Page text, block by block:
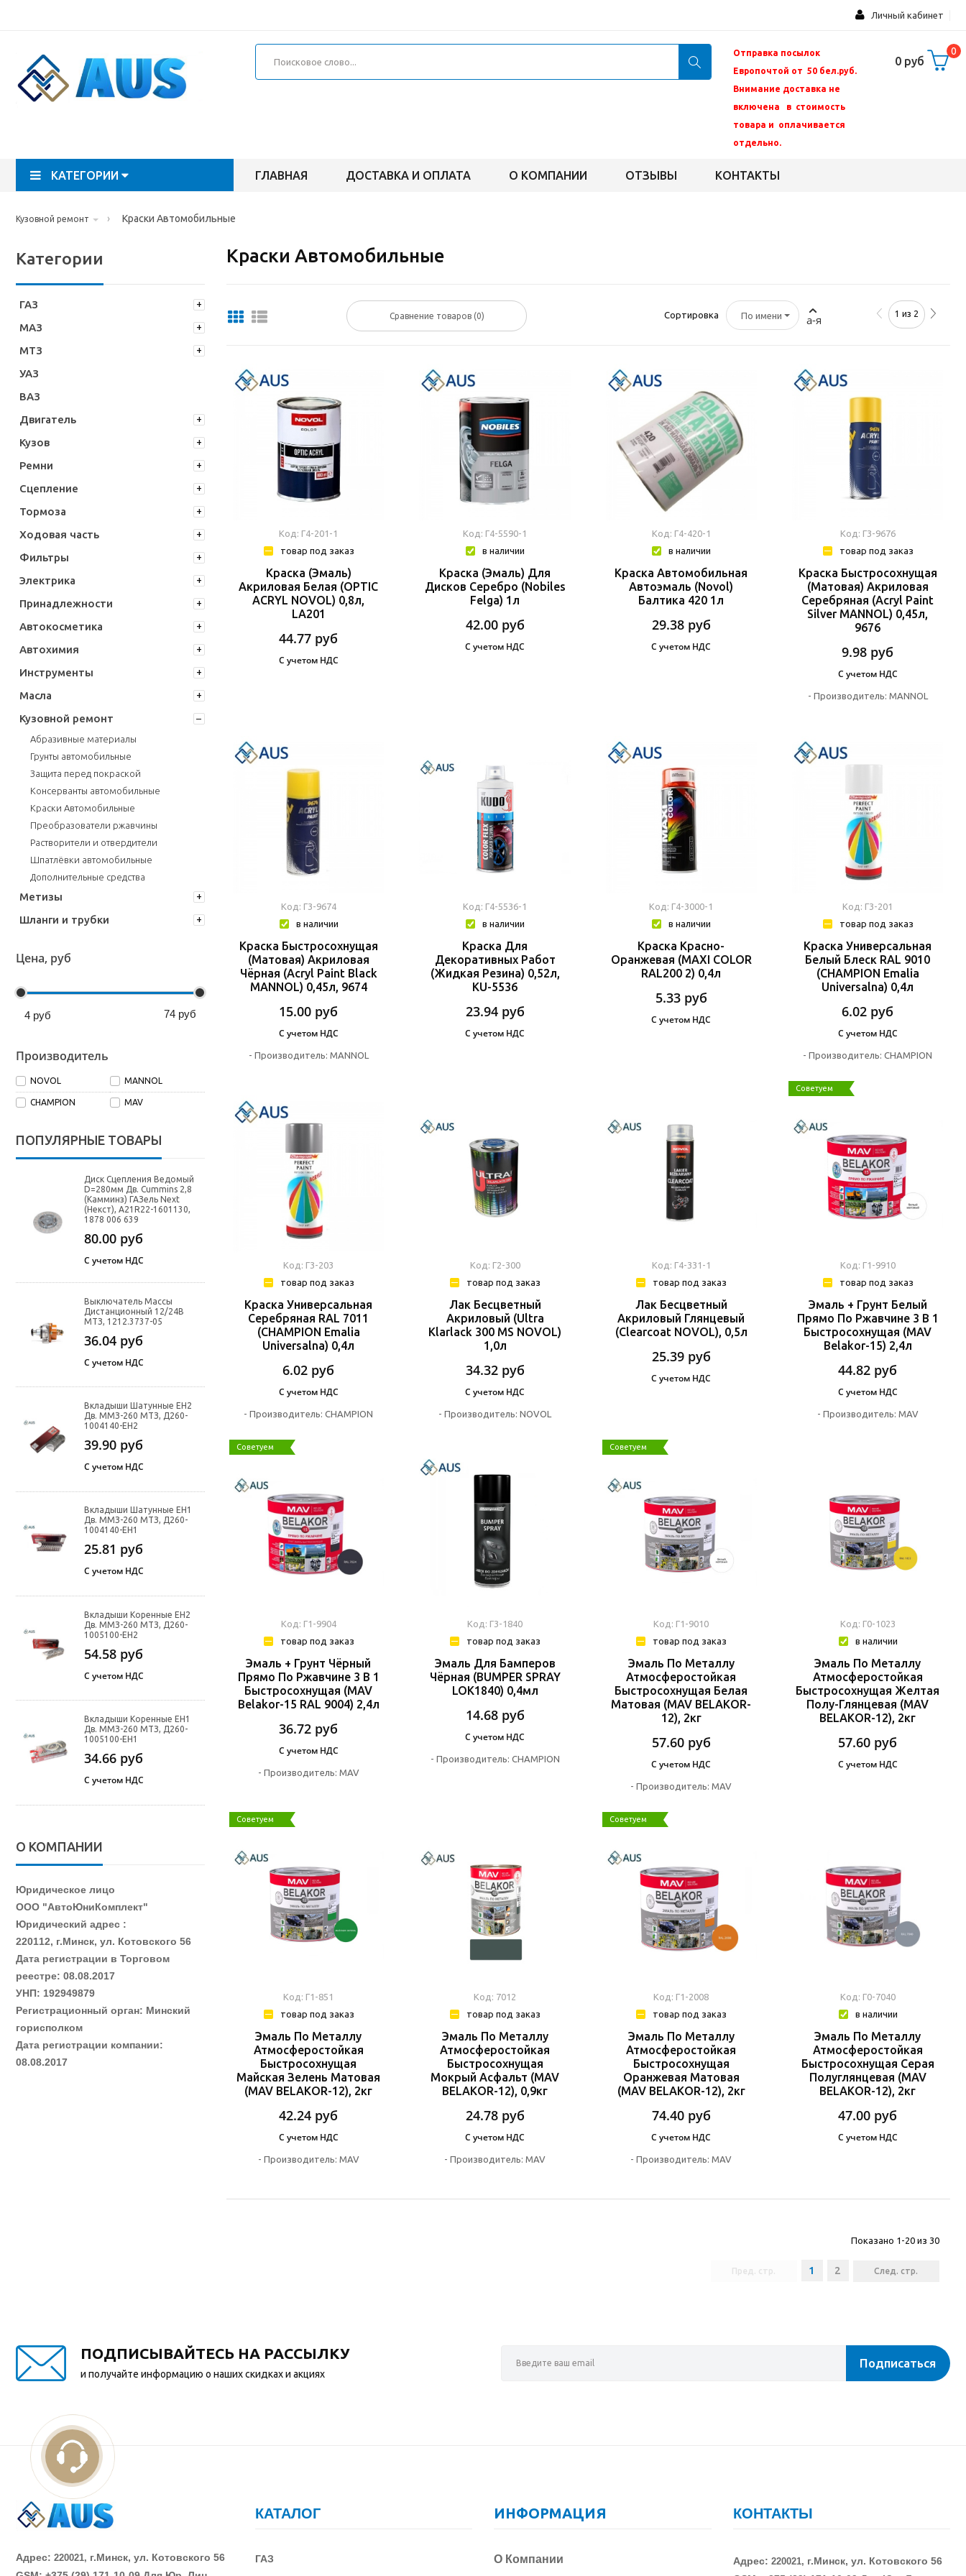
Личный кабинет
Отправка посылок
Европочтой от 50 бел.руб.
Внимание доставка не
включена в стоимость
товара и оплачивается
отдельно.
0 руб
0
КАТЕГОРИИ ГЛАВНАЯ ДОСТАВКА И ОПЛАТА О КОМПАНИИ ОТЗЫВЫ КОНТАКТЫ
Кузовной ремонт › Краски Автомобильные
Категории
ГАЗ
МАЗ
МТЗ
УАЗ
ВАЗ
Двигатель
Кузов
Ремни
Сцепление
Тормоза
Ходовая часть
Фильтры
Электрика
Принадлежности
Автокосметика
Автохимия
Инструменты
Масла
Кузовной ремонт
Абразивные материалы
Грунты автомобильные
Защита перед покраской
Консерванты автомобильные
Краски Автомобильные
Преобразователи ржавчины
Растворители и отвердители
Шпатлёвки автомобильные
Дополнительные средства
Метизы
Шланги и трубки
Цена, руб
4 руб 74руб
Производитель
NOVOL MANNOL
CHAMPION MAV
ПОПУЛЯРНЫЕ ТОВАРЫ
Диск Сцепления Ведомый
D=280мм Дв. Cummins 2,8
(Камминз) ГАЗель Next
(Некст), A21R22-1601130,
1878 006 639
80.00 руб
С учетом НДС
Выключатель Массы
Дистанционный 12/24В
МТЗ, 1212.3737-05
36.04 руб
С учетом НДС
Вкладыши Шатунные ЕН2
Дв. ММЗ-260 МТЗ, Д260-
1004140-ЕН2
39.90 руб
С учетом НДС
Вкладыши Шатунные ЕН1
Дв. ММЗ-260 МТЗ, Д260-
1004140-ЕН1
25.81 руб
С учетом НДС
Вкладыши Коренные ЕН2
Дв. ММЗ-260 МТЗ, Д260-
1005100-ЕН2
54.58 руб
С учетом НДС
Вкладыши Коренные ЕН1
Дв. ММЗ-260 МТЗ, Д260-
1005100-ЕН1
34.66 руб
С учетом НДС
О КОМПАНИИ
Юридическое лицо
ООО "АвтоЮниКомплект"
Юридический адрес :
220112, г.Минск, ул. Котовского 56
Дата регистрации в Торговом
реестре: 08.08.2017
УНП: 192949879
Регистрационный орган: Минский
горисполком
Дата регистрации компании:
08.08.2017
Краски Автомобильные
Сравнение товаров (0) Сортировка По имени а-я 1 из 2
Код: Г4-201-1
товар под заказ
Краска (эмаль)
Акриловая Белая (OPTIC
ACRYL NOVOL) 0,8л,
LA201
44.77 руб
С учетом НДС
Код: Г4-5590-1
в наличии
Краска (Эмаль) Для
Дисков Серебро (Nobiles
Felga) 1л
42.00 руб
С учетом НДС
Код: Г4-420-1
в наличии
Краска Автомобильная
Автоэмаль (Novol)
Балтика 420 1л
29.38 руб
С учетом НДС
Код: Г3-9676
товар под заказ
Краска Быстросохнущая
(матовая) Акриловая
Серебряная (Acryl Paint
Silver MANNOL) 0,45л,
9676
9.98 руб
С учетом НДС
- Производитель: MANNOL
Код: Г3-9674
в наличии
Краска Быстросохнущая
(Матовая) Акриловая
Чёрная (Acryl Paint Black
MANNOL) 0,45л, 9674
15.00 руб
С учетом НДС
- Производитель: MANNOL
Код: Г4-5536-1
в наличии
Краска Для
Декоративных Работ
(Жидкая Резина) 0,52л,
KU-5536
23.94 руб
С учетом НДС
Код: Г4-3000-1
в наличии
Краска Красно-
Оранжевая (MAXI COLOR
RAL200 2) 0,4л
5.33 руб
С учетом НДС
Код: Г3-201
товар под заказ
Краска Универсальная
Белый Блеск RAL 9010
(CHAMPION Emalia
Universalna) 0,4л
6.02 руб
С учетом НДС
-Производитель: CHAMPION
Код: Г3-203
товар под заказ
Краска Универсальная
Серебряная RAL 7011
(CHAMPION Emalia
Universalna) 0,4л
6.02 руб
С учетом НДС
-Производитель: CHAMPION
Код: Г2-300
товар под заказ
Лак Бесцветный
Акриловый (Ultra
Klarlack 300 MS NOVOL)
1,0л
34.32 руб
С учетом НДС
-Производитель: NOVOL
Код: Г4-331-1
товар под заказ
Лак Бесцветный
Акриловый Глянцевый
(Clearcoat NOVOL), 0,5л
25.39 руб
С учетом НДС
Советуем
Код: Г1-9910
товар под заказ
Эмаль + Грунт Белый
Прямо По Ржавчине 3 В 1
Быстросохнущая (MAV
Belakor-15) 2,4л
44.82 руб
С учетом НДС
- Производитель: MAV
Советуем
Код: Г1-9904
товар под заказ
Эмаль + Грунт Чёрный
Прямо По Ржавчине 3 В 1
Быстросохнущая (MAV
Belakor-15 RAL 9004) 2,4л
36.72 руб
С учетом НДС
- Производитель: MAV
Код: Г3-1840
товар под заказ
Эмаль Для Бамперов
Чёрная (BUMPER SPRAY
LOK1840) 0,4мл
14.68 руб
С учетом НДС
- Производитель: CHAMPION
Советуем
Код: Г1-9010
товар под заказ
Эмаль По Металлу
Атмосферостойкая
Быстросохнущая Белая
Матовая (MAV BELAKOR-
12), 2кг
57.60 руб
С учетом НДС
-Производитель: MAV
Код: Г0-1023
в наличии
Эмаль По Металлу
Атмосферостойкая
Быстросохнущая Желтая
Полу-Глянцевая (MAV
BELAKOR-12), 2кг
57.60 руб
С учетом НДС
Советуем
Код: Г1-851
товар под заказ
Эмаль По Металлу
Атмосферостойкая
Быстросохнущая
Майская Зелень Матовая
(MAV BELAKOR-12), 2кг
42.24 руб
С учетом НДС
- Производитель: MAV
Код: 7012
товар под заказ
Эмаль По Металлу
Атмосферостойкая
Быстросохнущая
Мокрый Асфальт (MAV
BELAKOR-12), 0,9кг
24.78 руб
С учетом НДС
-Производитель: MAV
Советуем
Код: Г1-2008
товар под заказ
Эмаль По Металлу
Атмосферостойкая
Быстросохнущая
Оранжевая Матовая
(MAV BELAKOR-12), 2кг
74.40 руб
С учетом НДС
-Производитель: MAV
Код: Г0-7040
в наличии
Эмаль По Металлу
Атмосферостойкая
Быстросохнущая Серая
Полуглянцевая (MAV
BELAKOR-12), 2кг
47.00 руб
С учетом НДС
Показано 1-20 из 30
Пред. стр. 1 2 След. стр.
ПОДПИСЫВАЙТЕСЬ НА РАССЫЛКУ
и получайте информацию о наших скидках и акциях
Подписаться
Адрес: 220021, г.Минск, ул. Котовского 56
КАТАЛОГ
ГАЗ
ИНФОРМАЦИЯ
О Компании
КОНТАКТЫ
Адрес: 220021, г.Минск, ул. Котовского 56